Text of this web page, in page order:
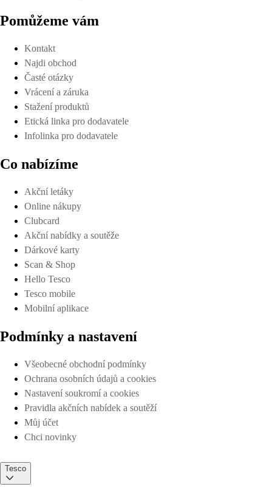
Pomůžeme vám
Kontakt
Najdi obchod
Časté otázky
Vrácení a záruka
Stažení produktů
Etická linka pro dodavatele
Infolinka pro dodavatele
Co nabízíme
Akční letáky
Online nákupy
Clubcard
Akční nabídky a soutěže
Dárkové karty
Scan & Shop
Hello Tesco
Tesco mobile
Mobilní aplikace
Podmínky a nastavení
Všeobecné obchodní podmínky
Ochrana osobních údajů a cookies
Nastavení soukromí a cookies
Pravidla akčních nabídek a soutěží
Můj účet
Chci novinky
Tesco